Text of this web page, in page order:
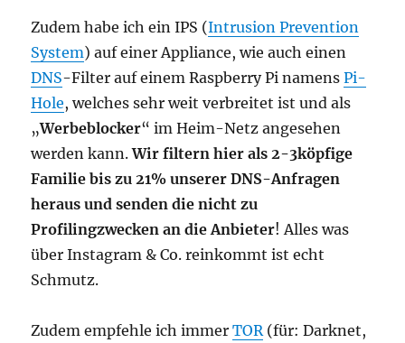
Zudem habe ich ein IPS (Intrusion Prevention
System) auf einer Appliance, wie auch einen
DNS-Filter auf einem Raspberry Pi namensPi-
Hole, welches sehr weit verbreitet ist und als
„Werbeblocker“ im Heim-Netz angesehen
werden kann.Wir filtern hier als 2-3köpfige
Familie bis zu 21% unserer DNS-Anfragen
heraus und senden die nicht zu
Profilingzwecken an die Anbieter! Alles was
über Instagram & Co. reinkommt ist echt
Schmutz.
Zudem empfehle ich immerTOR (für: Darknet,